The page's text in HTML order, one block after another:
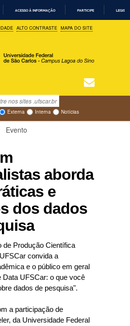
R
A
E
D
ACESSO À INFORMAÇÃO PARTICIPE
ALTO CONTRASTE MAPA DO SITE
Avançada…
Externa Interna Notícias
Evento
aborda
e
dos dados
de Produção Científica
convida a
e o público em geral
Data UFSCar: o que você
dados de pesquisa".
a participação de
da Universidade Federal